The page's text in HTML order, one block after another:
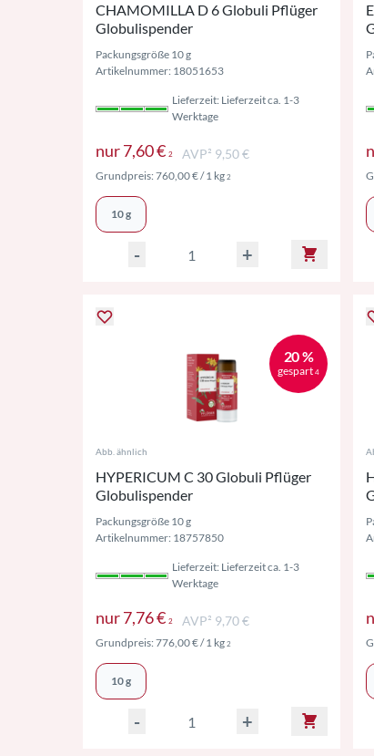
CHAMOMILLA D 6 Globuli Pflüger
Globulispender
Packungsgröße 10 g
Artikelnummer: 18051653
Lieferzeit: Lieferzeit ca. 1-3
Werktage
nur7,60 € 2 Preise inkl. MwSt. ggf. zzgl.
AVP² 9,50 €
Grundpreis:760,00 €/ 1 kg 2 Preise inkl. MwSt. ggf. zzgl.
10 g
- +
20 %
gespart 4
Abb. ähnlich
HYPERICUM C 30 Globuli Pflüger
Globulispender
Packungsgröße 10 g
Artikelnummer: 18757850
Lieferzeit: Lieferzeit ca. 1-3
Werktage
nur7,76 € 2 Preise inkl. MwSt. ggf. zzgl.
AVP² 9,70 €
Grundpreis:776,00 €/ 1 kg 2 Preise inkl. MwSt. ggf. zzgl.
10 g
- +